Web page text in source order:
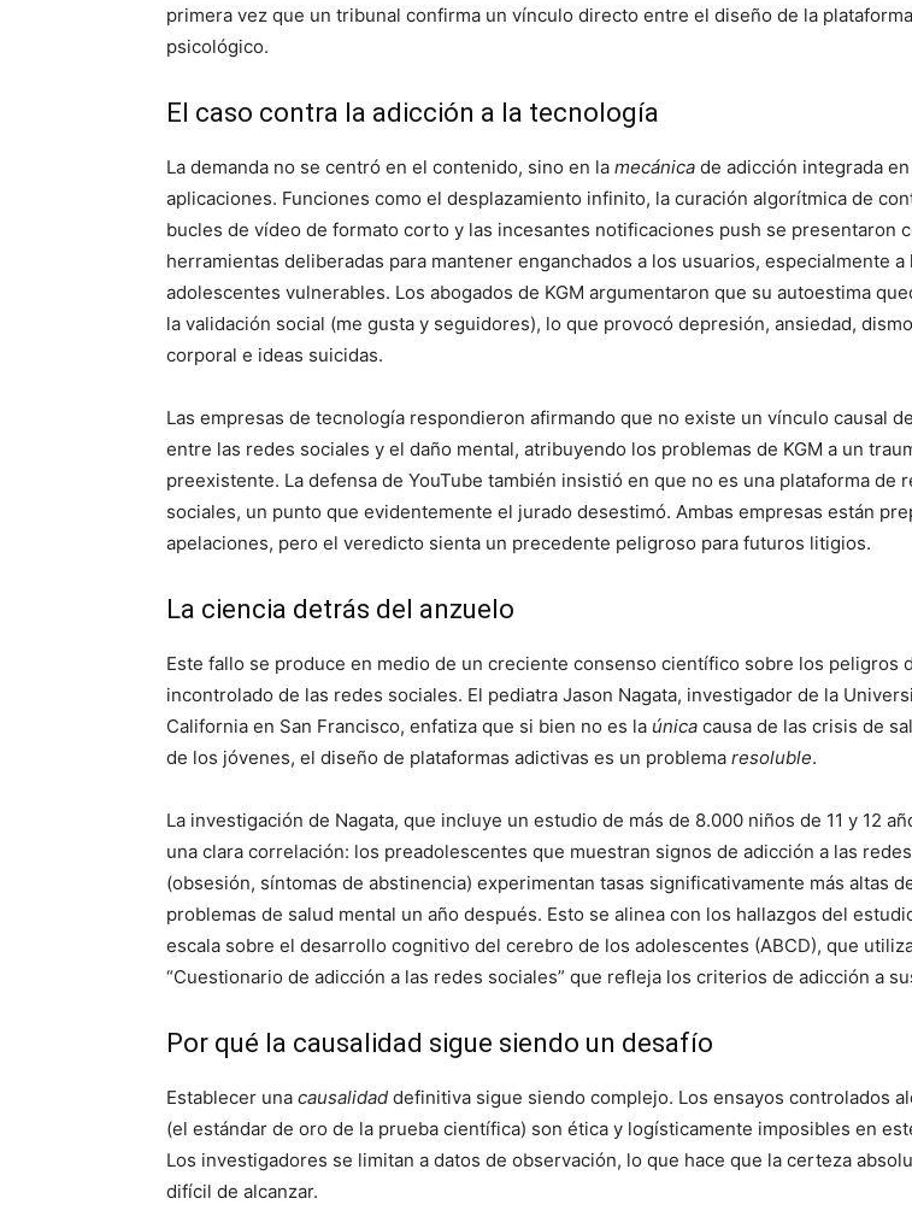
primera vez que un tribunal confirma un vínculo directo entre el diseño de la
psicológico.
El caso contra la adicción a la tecnología
La demanda no se centró en el contenido, sino en la mecánica de adicción integrada
aplicaciones. Funciones como el desplazamiento infinito, la curación algorítmica de
bucles de vídeo de formato corto y las incesantes notificaciones push se presentaron
herramientas deliberadas para mantener enganchados a los usuarios, especialmente a
adolescentes vulnerables. Los abogados de KGM argumentaron que su autoestima
la validación social (me gusta y seguidores), lo que provocó depresión, ansiedad,
corporal e ideas suicidas.
Las empresas de tecnología respondieron afirmando que no existe un vínculo causal
entre las redes sociales y el daño mental, atribuyendo los problemas de KGM a un
preexistente. La defensa de YouTube también insistió en que no es una plataforma de
sociales, un punto que evidentemente el jurado desestimó. Ambas empresas están
apelaciones, pero el veredicto sienta un precedente peligroso para futuros litigios.
La ciencia detrás del anzuelo
Este fallo se produce en medio de un creciente consenso científico sobre los peligros
incontrolado de las redes sociales. El pediatra Jason Nagata, investigador de la
California en San Francisco, enfatiza que si bien no es la única causa de las crisis de
de los jóvenes, el diseño de plataformas adictivas es un problema resoluble.
La investigación de Nagata, que incluye un estudio de más de 8.000 niños de 11 y 12
una clara correlación: los preadolescentes que muestran signos de adicción a las
(obsesión, síntomas de abstinencia) experimentan tasas significativamente más altas
problemas de salud mental un año después. Esto se alinea con los hallazgos del
escala sobre el desarrollo cognitivo del cerebro de los adolescentes (ABCD), que
“Cuestionario de adicción a las redes sociales” que refleja los criterios de adicción a
Por qué la causalidad sigue siendo un desafío
Establecer una causalidad definitiva sigue siendo complejo. Los ensayos controlados
(el estándar de oro de la prueba científica) son ética y logísticamente imposibles en
Los investigadores se limitan a datos de observación, lo que hace que la certeza
difícil de alcanzar.